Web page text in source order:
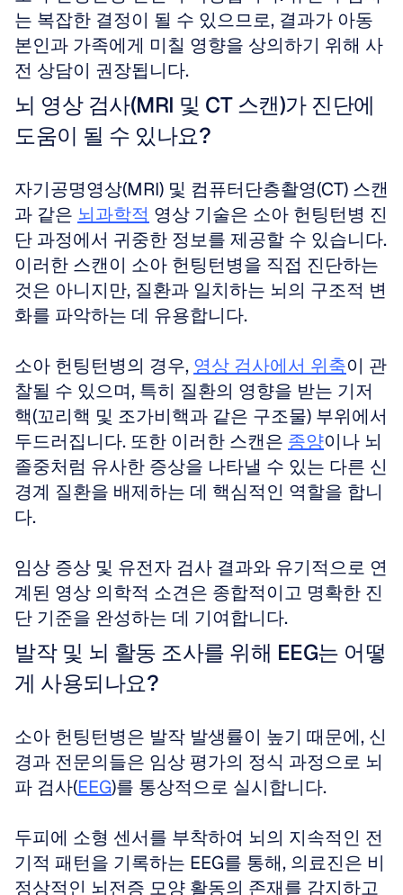
는 복잡한 결정이 될 수 있으므로, 결과가 아동
본인과 가족에게 미칠 영향을 상의하기 위해 사
전 상담이 권장됩니다.
뇌 영상 검사(MRI 및 CT 스캔)가 진단에
도움이 될 수 있나요?
자기공명영상(MRI) 및 컴퓨터단층촬영(CT) 스캔
과 같은 뇌과학적 영상 기술은 소아 헌팅턴병 진
단 과정에서 귀중한 정보를 제공할 수 있습니다.
이러한 스캔이 소아 헌팅턴병을 직접 진단하는
것은 아니지만, 질환과 일치하는 뇌의 구조적 변
화를 파악하는 데 유용합니다.
소아 헌팅턴병의 경우, 영상 검사에서 위축이 관
찰될 수 있으며, 특히 질환의 영향을 받는 기저
핵(꼬리핵 및 조가비핵과 같은 구조물) 부위에서
두드러집니다. 또한 이러한 스캔은 종양이나 뇌
졸중처럼 유사한 증상을 나타낼 수 있는 다른 신
경계 질환을 배제하는 데 핵심적인 역할을 합니
다.
임상 증상 및 유전자 검사 결과와 유기적으로 연
계된 영상 의학적 소견은 종합적이고 명확한 진
단 기준을 완성하는 데 기여합니다.
발작 및 뇌 활동 조사를 위해 EEG는 어떻
게 사용되나요?
소아 헌팅턴병은 발작 발생률이 높기 때문에, 신
경과 전문의들은 임상 평가의 정식 과정으로 뇌
파 검사(EEG)를 통상적으로 실시합니다.
두피에 소형 센서를 부착하여 뇌의 지속적인 전
기적 패턴을 기록하는 EEG를 통해, 의료진은 비
정상적인 뇌전증 모양 활동의 존재를 감지하고